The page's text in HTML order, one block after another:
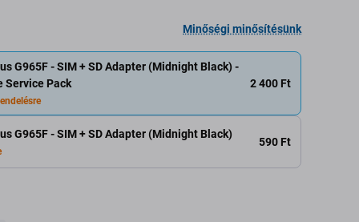
Minőségi minősítésünk
G965F - SIM + SD Adapter (Midnight Black) -
Service Pack
2 400 Ft
G965F - SIM + SD Adapter (Midnight Black)
590 Ft